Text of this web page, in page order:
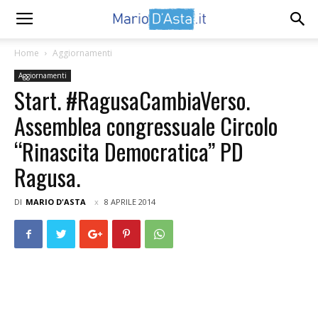
Home Aggiornamenti
Aggiornamenti
Start. #RagusaCambiaVerso.
Assemblea congressuale Circolo
“Rinascita Democratica” PD
Ragusa.
DI MARIO D'ASTA 8 APRILE 2014